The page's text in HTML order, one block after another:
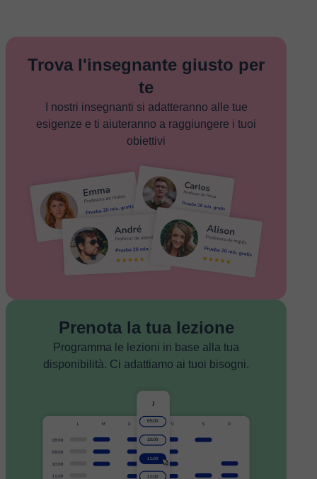
Trova l'insegnante giusto per
te
I nostri insegnanti si adatteranno alle tue
esigenze e ti aiuteranno a raggiungere i tuoi
obiettivi
Prenota la tua lezione
Programma le lezioni in base alla tua
disponibilità. Ci adattiamo ai tuoi bisogni.